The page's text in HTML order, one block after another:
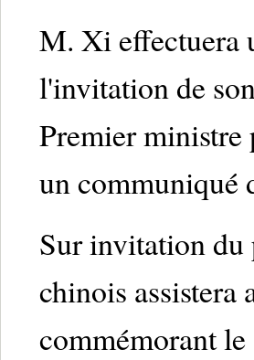
M. Xi effectuera
l'invitation de
Premier ministre
un communiqué
Sur invitation du
chinois
commémorant